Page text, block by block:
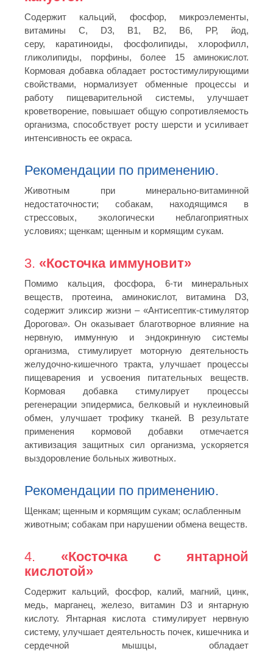
Cодержит кальций, фосфор, микроэлементы,
витамины С, D3, В1, В2, В6, РР, йод,
серу, каратиноиды, фосфолипиды, хлорофилл,
гликолипиды, порфины, более 15 аминокислот.
Кормовая добавка обладает ростостимулирующими
свойствами, нормализует обменные процессы и
работу пищеварительной системы, улучшает
кроветворение, повышает общую сопротивляемость
организма, способствует росту шерсти и усиливает
интенсивность ее окраса.
Рекомендации по применению.
Животным при минерально-витаминной
недостаточности; собакам, находящимся в
стрессовых, экологически неблагоприятных
условиях; щенкам; щенным и кормящим сукам.
3. «Косточка иммуновит»
Помимо кальция, фосфора, 6-ти минеральных
веществ, протеина, аминокислот, витамина D3,
содержит эликсир жизни – «Антисептик-стимулятор
Дорогова». Он оказывает благотворное влияние на
нервную, иммунную и эндокринную системы
организма, стимулирует моторную деятельность
желудочно-кишечного тракта, улучшает процессы
пищеварения и усвоения питательных веществ.
Кормовая добавка стимулирует процессы
регенерации эпидермиса, белковый и нуклеиновый
обмен, улучшает трофику тканей. В результате
применения кормовой добавки отмечается
активизация защитных сил организма, ускоряется
выздоровление больных животных.
Рекомендации по применению.
Щенкам; щенным и кормящим сукам; ослабленным
животным; собакам при нарушении обмена веществ.
4. «Косточка с янтарной
кислотой»
Содержит кальций, фосфор, калий, магний, цинк,
медь, марганец, железо, витамин D3 и янтарную
кислоту. Янтарная кислота стимулирует нервную
систему, улучшает деятельность почек, кишечника и
сердечной мышцы, обладает